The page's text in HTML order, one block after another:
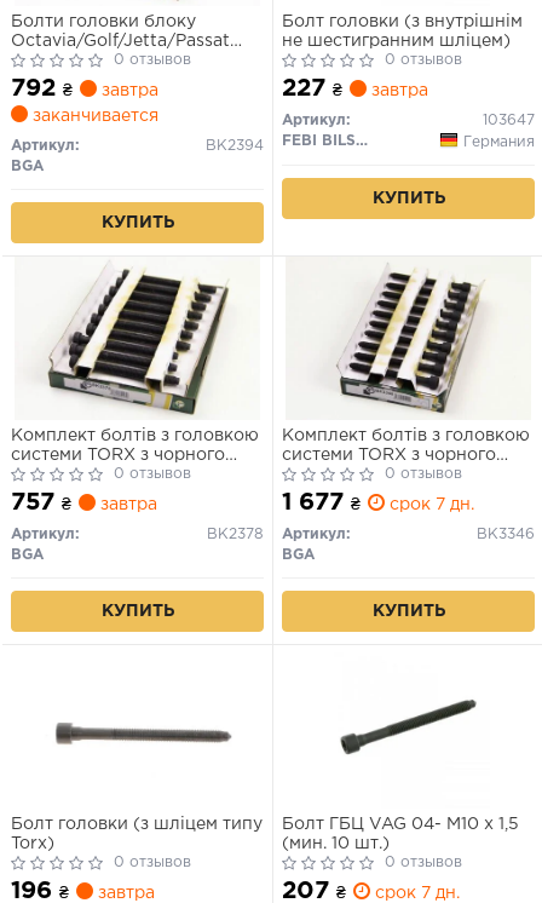
Болти головки блоку
Octavia/Golf/Jetta/Passat
1.4TSI 05-
0 отзывов
792 ₴
завтра
заканчивается
Артикул:
BK2394
BGA
КУПИТЬ
Болт головки (з внутрішнім
не шестигранним шліцем)
0 отзывов
227 ₴ завтра
Артикул:
103647
FEBI BILSTEIN
Германия
КУПИТЬ
Комплект болтів з головкою
системи TORX з чорного
металу
0 отзывов
757 ₴ завтра
Артикул:
BK2378
BGA
КУПИТЬ
Комплект болтів з головкою
системи TORX з чорного
металу
0 отзывов
1 677 ₴ срок 7 дн.
Артикул:
BK3346
BGA
КУПИТЬ
Болт головки (з шліцем типу
Torx)
0 отзывов
196 ₴ завтра
Болт ГБЦ VAG 04- M10 x 1,5
(мин. 10 шт.)
0 отзывов
207 ₴ срок 7 дн.